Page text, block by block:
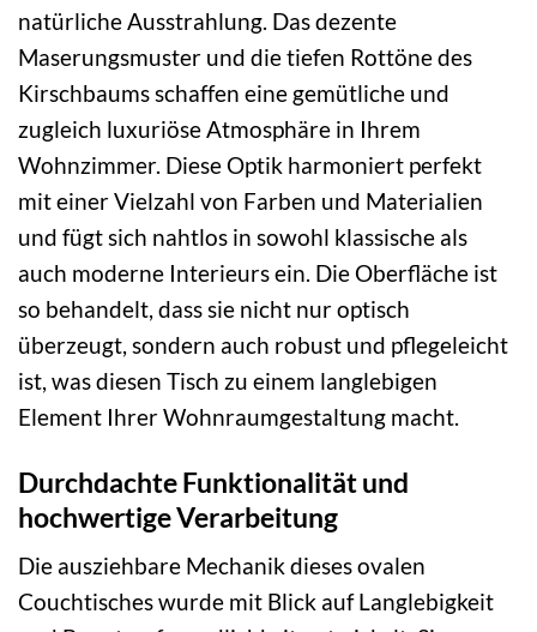
natürliche Ausstrahlung. Das dezente
Maserungsmuster und die tiefen Rottöne des
Kirschbaums schaffen eine gemütliche und
zugleich luxuriöse Atmosphäre in Ihrem
Wohnzimmer. Diese Optik harmoniert perfekt
mit einer Vielzahl von Farben und Materialien
und fügt sich nahtlos in sowohl klassische als
auch moderne Interieurs ein. Die Oberfläche ist
so behandelt, dass sie nicht nur optisch
überzeugt, sondern auch robust und pflegeleicht
ist, was diesen Tisch zu einem langlebigen
Element Ihrer Wohnraumgestaltung macht.
Durchdachte Funktionalität und
hochwertige Verarbeitung
Die ausziehbare Mechanik dieses ovalen
Couchtisches wurde mit Blick auf Langlebigkeit